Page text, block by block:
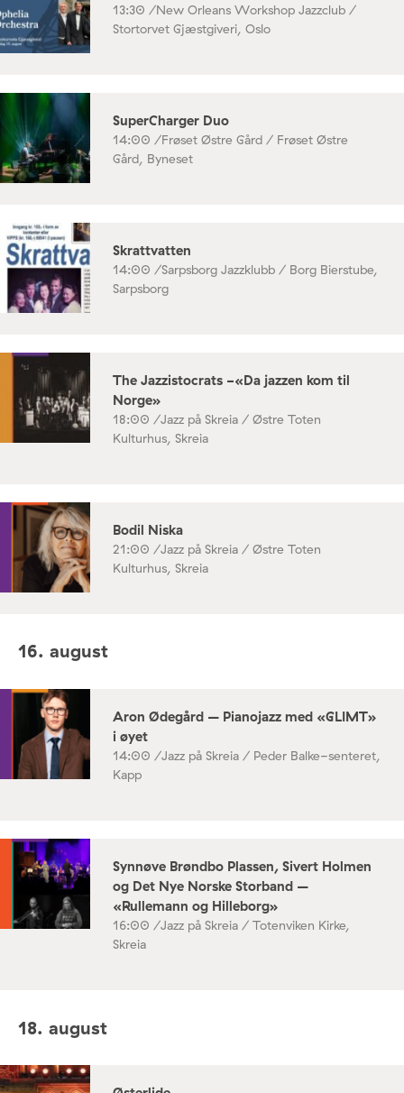
13:30 /New Orleans Workshop Jazzclub /
Stortorvet Gjæstgiveri, Oslo
SuperCharger Duo
14:00 /Frøset Østre Gård / Frøset Østre
Gård, Byneset
Skrattvatten
14:00 /Sarpsborg Jazzklubb / Borg Bierstube,
Sarpsborg
The Jazzistocrats -«Da jazzen kom til
Norge»
18:00 /Jazz på Skreia / Østre Toten
Kulturhus, Skreia
Bodil Niska
21:00 /Jazz på Skreia / Østre Toten
Kulturhus, Skreia
16. august
Aron Ødegård – Pianojazz med «GLIMT»
i øyet
14:00 /Jazz på Skreia / Peder Balke-senteret,
Kapp
Synnøve Brøndbo Plassen, Sivert Holmen
og Det Nye Norske Storband –
«Rullemann og Hilleborg»
16:00 /Jazz på Skreia / Totenviken Kirke,
Skreia
18. august